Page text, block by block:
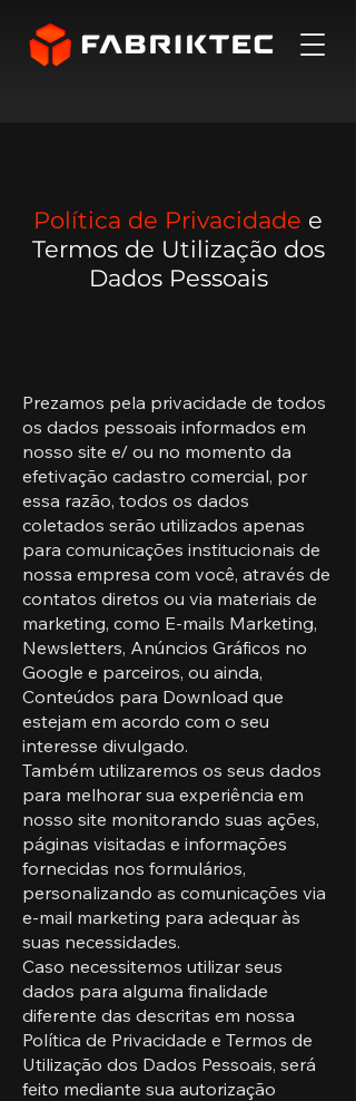
Política de Privacidade e
Termos de Utilização dos
Dados Pessoais
Prezamos pela privacidade de todos
os dados pessoais informados em
nosso site e/ ou no momento da
efetivação cadastro comercial, por
essa razão, todos os dados
coletados serão utilizados apenas
para comunicações institucionais de
nossa empresa com você, através de
contatos diretos ou via materiais de
marketing, como E-mails Marketing,
Newsletters, Anúncios Gráficos no
Google e parceiros, ou ainda,
Conteúdos para Download que
estejam em acordo com o seu
interesse divulgado.
Também utilizaremos os seus dados
para melhorar sua experiência em
nosso site monitorando suas ações,
páginas visitadas e informações
fornecidas nos formulários,
personalizando as comunicações via
e-mail marketing para adequar às
suas necessidades.
Caso necessitemos utilizar seus
dados para alguma finalidade
diferente das descritas em nossa
Política de Privacidade e Termos de
Utilização dos Dados Pessoais, será
feito mediante sua autorização